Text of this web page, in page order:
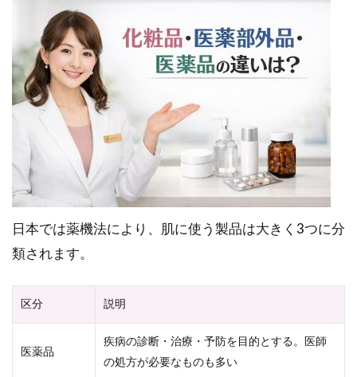
日本では薬機法により、肌に使う製品は大きく3つに分
類されます。
区分 説明
医薬品
疾病の診断・治療・予防を目的とする。医師
の処方が必要なものも多い